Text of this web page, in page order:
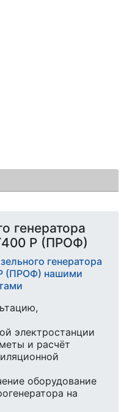
генератора
Р (ПРОФ)
генератора
(ПРОФ) нашими
электростанции
и расчёт
оборудование
на